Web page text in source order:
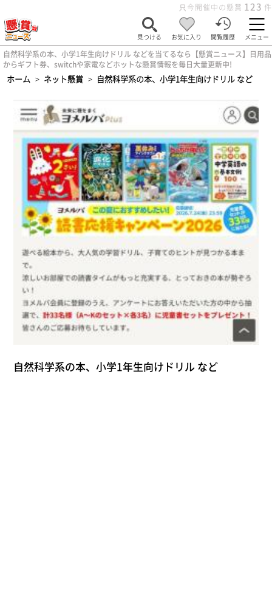
只今開催中の懸賞 123 件
見つける お気に入り 閲覧履歴 メニュー
自然科学系の本、小学1年生向けドリル などを当てるなら【懸賞ニュース】日用品
からギフト券、switchや家電などホットな懸賞情報を毎日大量更新中!
ホーム > ネット懸賞 > 自然科学系の本、小学1年生向けドリル など
自然科学系の本、小学1年生向けドリル など